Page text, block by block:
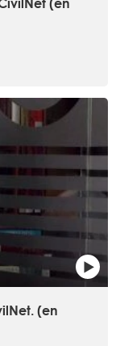
(en
(en